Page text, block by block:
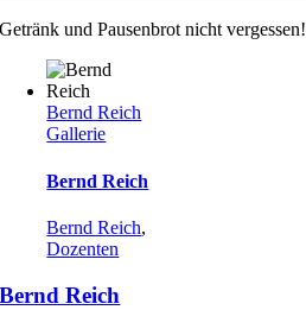
Getränk und Pausenbrot nicht vergessen!
Bernd Reich
Gallerie
Bernd Reich
Bernd Reich,
Dozenten
Bernd Reich